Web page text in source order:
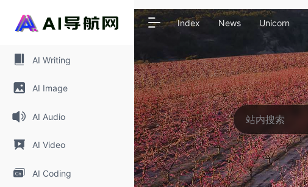
AI Writing
AI Image
AI Audio
AI Video
AI Coding
Index News Unicorn